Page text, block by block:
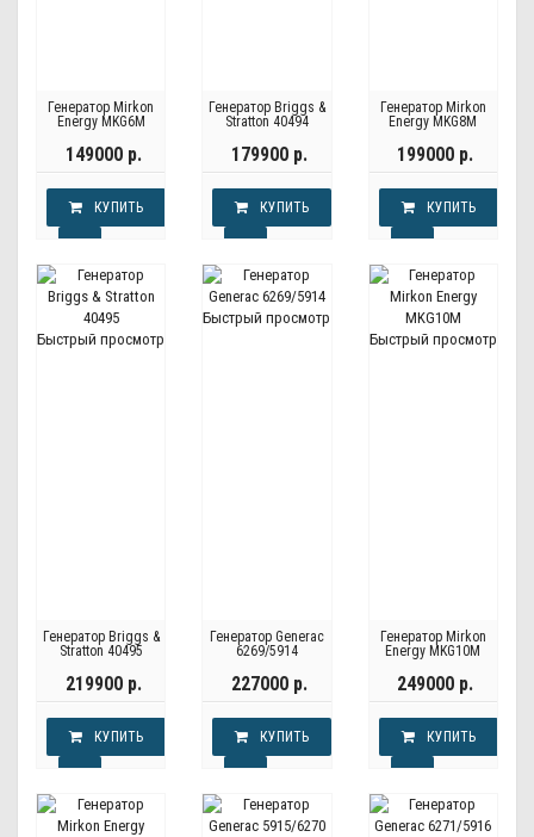
Генератор Mirkon
Energy MKG6M
149000 р.
КУПИТЬ
Генератор Briggs &
Stratton 40494
179900 р.
КУПИТЬ
Генератор Mirkon
Energy MKG8M
199000 р.
КУПИТЬ
Быстрый просмотр
Генератор Briggs &
Stratton 40495
219900 р.
КУПИТЬ
Быстрый просмотр
Генератор Generac
6269/5914
227000 р.
КУПИТЬ
Быстрый просмотр
Генератор Mirkon
Energy MKG10M
249000 р.
КУПИТЬ